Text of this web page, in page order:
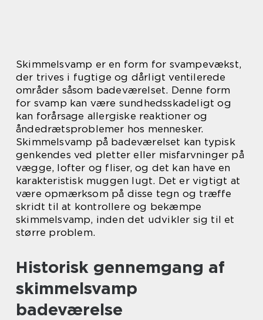
Skimmelsvamp er en form for svampevækst,
der trives i fugtige og dårligt ventilerede
områder såsom badeværelset. Denne form
for svamp kan være sundhedsskadeligt og
kan forårsage allergiske reaktioner og
åndedrætsproblemer hos mennesker.
Skimmelsvamp på badeværelset kan typisk
genkendes ved pletter eller misfarvninger på
vægge, lofter og fliser, og det kan have en
karakteristisk muggen lugt. Det er vigtigt at
være opmærksom på disse tegn og træffe
skridt til at kontrollere og bekæmpe
skimmelsvamp, inden det udvikler sig til et
større problem.
Historisk gennemgang af
skimmelsvamp
badeværelse